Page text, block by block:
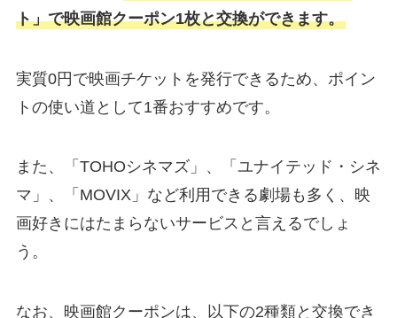
ト」で映画館クーポン1枚と交換ができます。
実質0円で映画チケットを発行できるため、ポイン
トの使い道として1番おすすめです。
また、「TOHOシネマズ」、「ユナイテッド・シネ
マ」、「MOVIX」など利用できる劇場も多く、映
画好きにはたまらないサービスと言えるでしょ
う。
なお、映画館クーポンは、以下の2種類と交換でき